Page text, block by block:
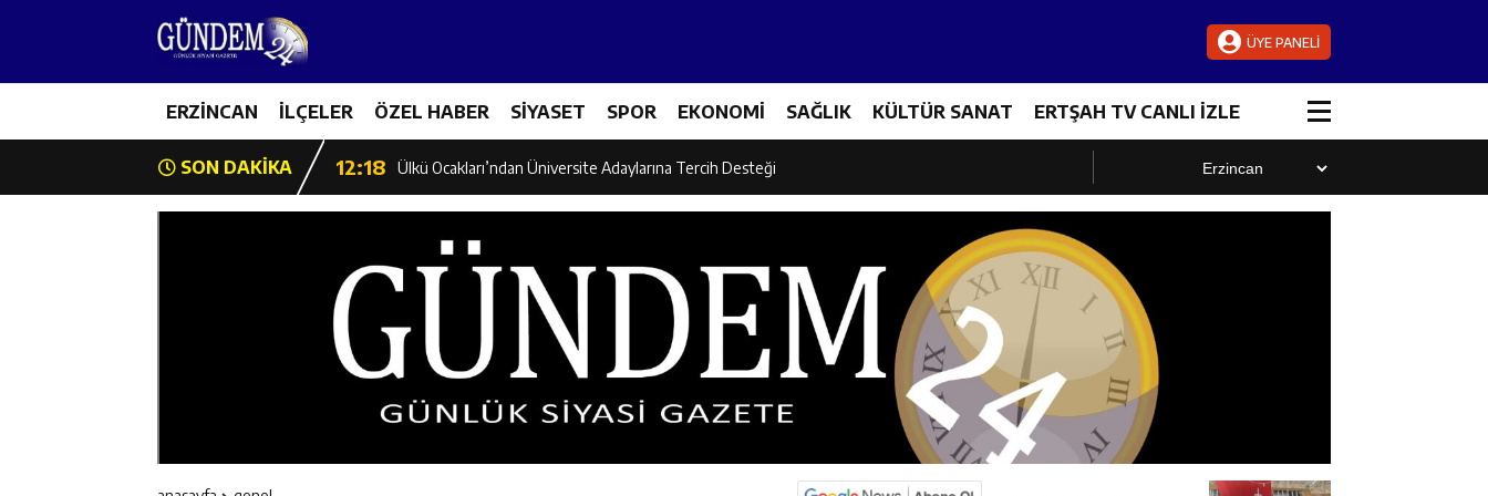
ÜYE PANELİ
ERZİNCAN İLÇELER ÖZEL HABER SİYASET SPOR EKONOMİ SAĞLIK KÜLTÜR SANAT ERTŞAH TV CANLI İZLE
SON DAKİKA
12:19 Umre Ödüllü Bilgi Yarışmasının Kazananları Kutsal Topraklara Uğurlandı
12:18 Ülkü Ocakları’ndan Üniversite Adaylarına Tercih Desteği
12:16 Vali Yardımcıları Canpolat ve Kaya, Mehmet Zengin’in Cenaze Törenine Katıldı
12:16 Kaymakam Mehmet Furkan Taşkıran, Tamer Asansör’ün Açılışına Katıldı
Geleceğin Hafızlarına Ziyaret: Burhan İşliyen Erzincan’da Kur’an Kursu Öğrencileriyle Buluştu